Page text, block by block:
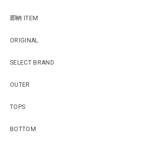
即納 ITEM
ORIGINAL
SELECT BRAND
OUTER
TOPS
BOTTOM